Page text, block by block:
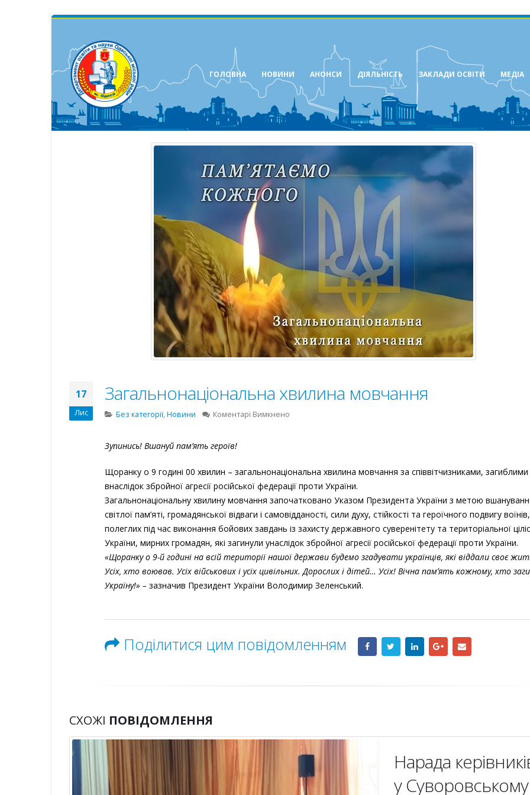
ГОЛОВНА НОВИНИ АНОНСИ ДІЯЛЬНІСТЬ ЗАКЛАДИ ОСВІТИ МЕДІА
17
Лис
Загальнонаціональна хвилина мовчання
Без категорії,Новини Коментарі Вимкнено
Зупинись! Вшануй пам’ять героїв!
Щоранку о 9 годині 00 хвилин – загальнонаціональна хвилина мовчання за співвітчизниками, загиблими
внаслідок збройної агресії російської федерації проти України.
Загальнонаціональну хвилину мовчання започатковано Указом Президента України з метою
світлої пам’яті, громадянської відваги і самовідданості, сили духу, стійкості та героїчного подвигу воїнів,
полеглих під час виконання бойових завдань із захисту державного суверенітету та територіальної
України, мирних громадян, які загинули унаслідок збройної агресії російської федерації проти України.
«Щоранку о 9-й годині на всій території нашої держави будемо згадувати українців, які віддали своє
Усіх, хто воював. Усіх військових і усіх цивільних. Дорослих і дітей… Усіх! Вічна памʼять кожному, хто
Україну!» – зазначив Президент України Володимир Зеленський.
Поділитися цим повідомленням
СХОЖІ ПОВІДОМЛЕННЯ
Нарада
у Суворовському